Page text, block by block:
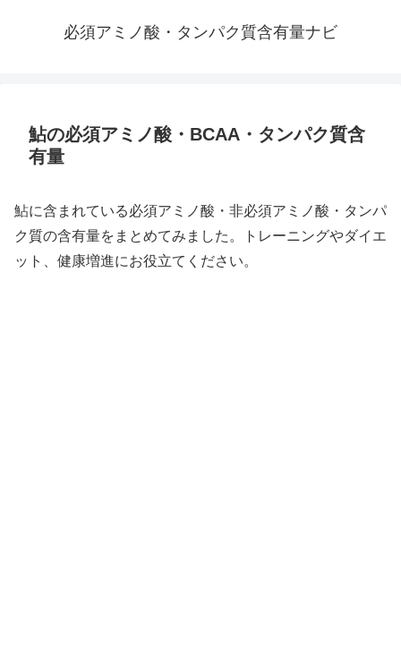
必須アミノ酸・タンパク質含有量ナビ
鮎の必須アミノ酸・BCAA・タンパク質含
有量
鮎に含まれている必須アミノ酸・非必須アミノ酸・タンパ
ク質の含有量をまとめてみました。トレーニングやダイエ
ット、健康増進にお役立てください。